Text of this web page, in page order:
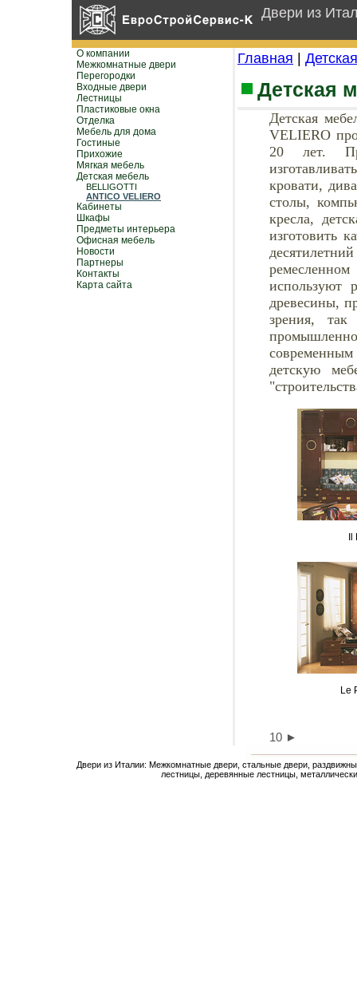
Двери из
О компании
Межкомнатные двери
Перегородки
Входные двери
Лестницы
Пластиковые окна
Отделка
Мебель для дома
Гостиные
Прихожие
Мягкая мебель
Детская мебель
BELLIGOTTI
ANTICO VELIERO
Кабинеты
Шкафы
Предметы интерьера
Офисная мебель
Новости
Партнеры
Контакты
Карта сайта
Главная
Детская
Детская
VELIERO
20 лет.
кровати,
столы,
кресла,
изготовить
используют
древесины,
зрения,
детскую
Le
10 ►
Двери из Италии: Межкомнатные двери, стальные двери,
лестницы, деревянные лестницы,